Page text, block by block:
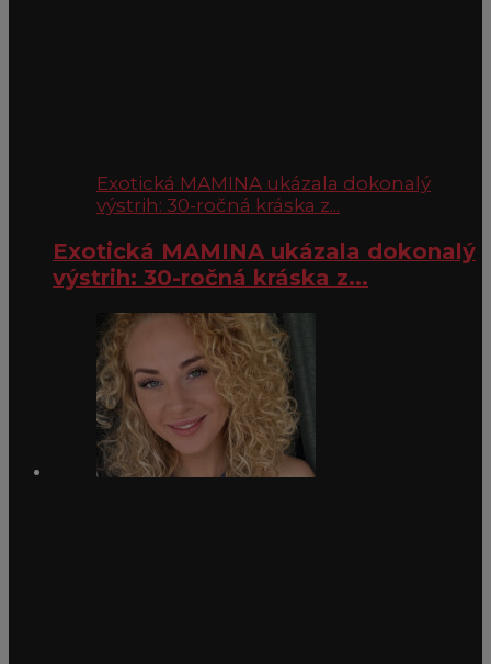
Exotická MAMINA ukázala dokonalý
výstrih: 30-ročná kráska z...
Exotická MAMINA ukázala dokonalý
výstrih: 30-ročná kráska z...